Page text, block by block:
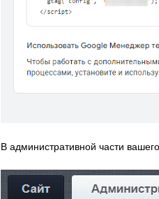
В административной части